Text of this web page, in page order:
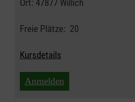
Ort: 47877 Willich
Freie Plätze: 20
Kursdetails
Anmelden